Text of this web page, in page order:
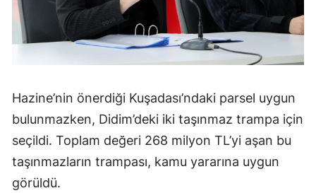
Hazine’nin önerdiği Kuşadası’ndaki parsel uygun
bulunmazken, Didim’deki iki taşınmaz trampa için
seçildi. Toplam değeri 268 milyon TL’yi aşan bu
taşınmazların trampası, kamu yararına uygun
görüldü.